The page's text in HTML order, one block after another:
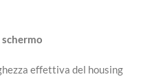
effettiva del housing